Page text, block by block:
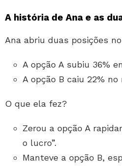
A história de Ana e as
Ana abriu duas posições
A opção A subiu 36%
A opção B caiu 22%
O que ela fez?
Zerou a opção A
o lucro”.
Manteve a opção B,